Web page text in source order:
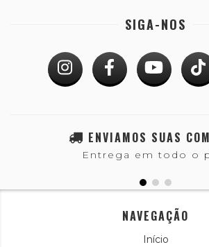
SIGA-NOS
ENVIAMOS SUAS
Entrega em todo o
NAVEGAÇÃO
Início